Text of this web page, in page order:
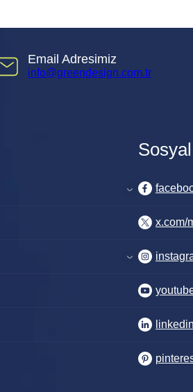
Email Adresimiz
info@greendesign.com.tr
x.com/